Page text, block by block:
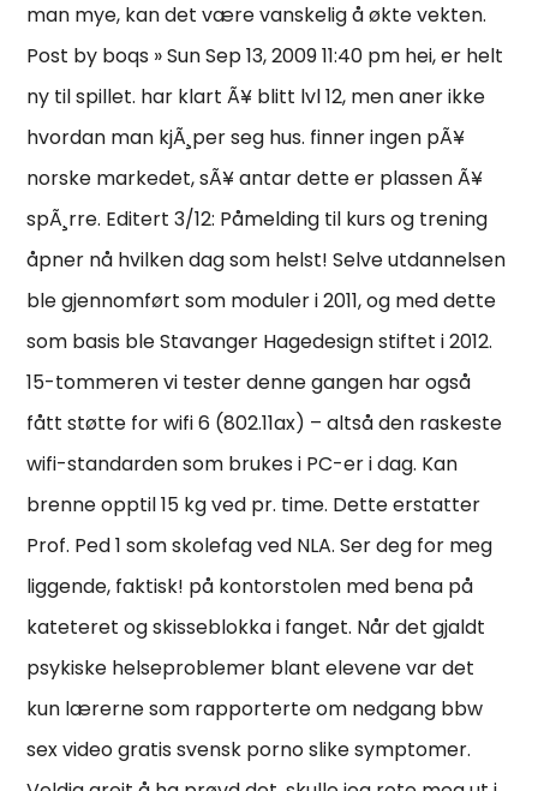
man mye, kan det være vanskelig å økte vekten.
Post by boqs » Sun Sep 13, 2009 11:40 pm hei, er helt
ny til spillet. har klart Ã¥ blitt lvl 12, men aner ikke
hvordan man kjÃ¸per seg hus. finner ingen pÃ¥
norske markedet, sÃ¥ antar dette er plassen Ã¥
spÃ¸rre. Editert 3/12: Påmelding til kurs og trening
åpner nå hvilken dag som helst! Selve utdannelsen
ble gjennomført som moduler i 2011, og med dette
som basis ble Stavanger Hagedesign stiftet i 2012.
15-tommeren vi tester denne gangen har også
fått støtte for wifi 6 (802.11ax) – altså den raskeste
wifi-standarden som brukes i PC-er i dag. Kan
brenne opptil 15 kg ved pr. time. Dette erstatter
Prof. Ped 1 som skolefag ved NLA. Ser deg for meg
liggende, faktisk! på kontorstolen med bena på
kateteret og skisseblokka i fanget. Når det gjaldt
psykiske helseproblemer blant elevene var det
kun lærerne som rapporterte om nedgang bbw
sex video gratis svensk porno slike symptomer.